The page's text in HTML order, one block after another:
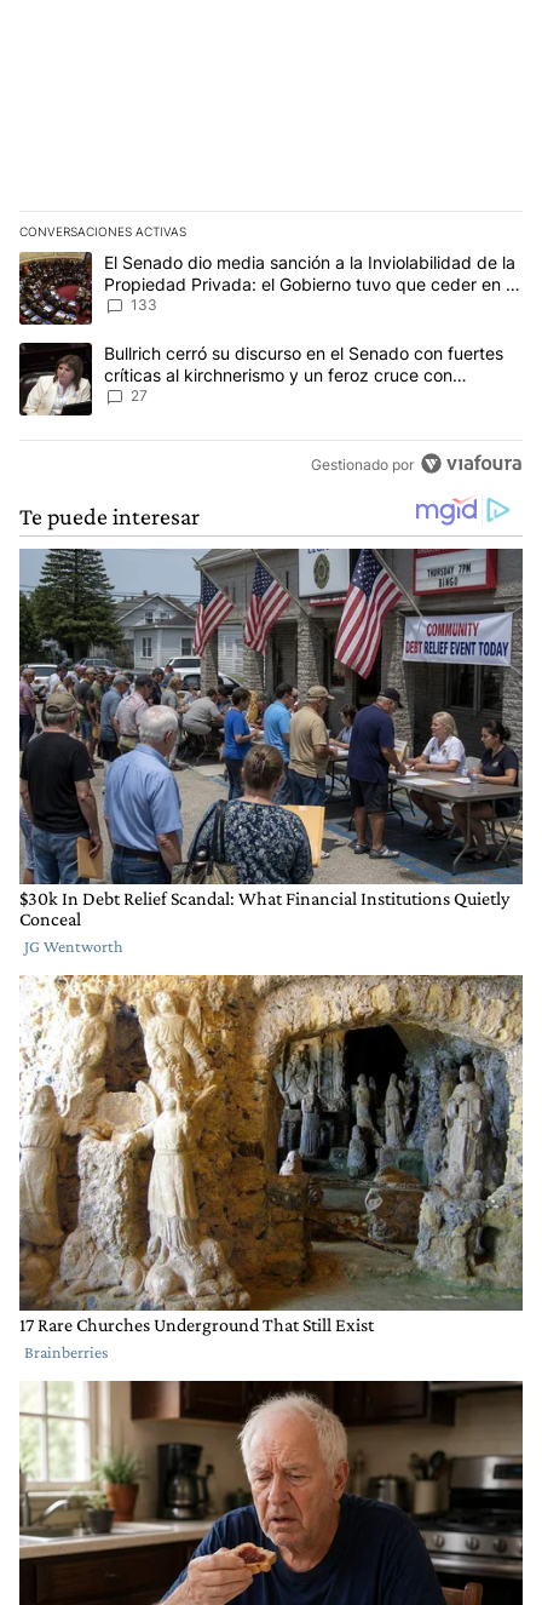
CONVERSACIONES ACTIVAS
Este listado muestra los artículos con más comentarios en los
Un artículo de tendencia con el título "El Senado dio media
El Senado dio media sanción a la Inviolabilidad de la
Propiedad Privada: el Gobierno tuvo que ceder en la
Ley del Manejo del Fuego
133
Un artículo de tendencia con el título "Bullrich cerró su discurso
Bullrich cerró su discurso en el Senado con fuertes
críticas al kirchnerismo y un feroz cruce con
Capitanich al que le gritó “¡cállate!”
27
Gestionado por